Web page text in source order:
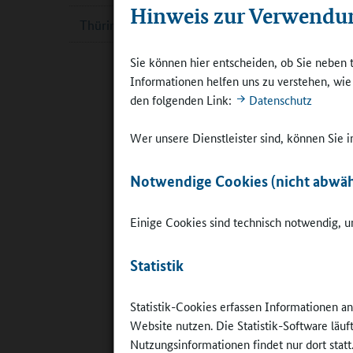
Hinweis zur
Sie können hier entscheiden, ob Sie
Informationen helfen uns zu verstehen,
den folgenden Link:
Datenschutz
Wer unsere Dienstleister sind, können Sie
Notwendige Cookies (nicht
Einige Cookies sind technisch notwendig,
Statistik
Statistik-Cookies erfassen Informationen
Website nutzen. Die Statistik-Software
Nutzungsinformationen findet nur dort
Die
KMK im
Die
Ebenen
der
Thüringen